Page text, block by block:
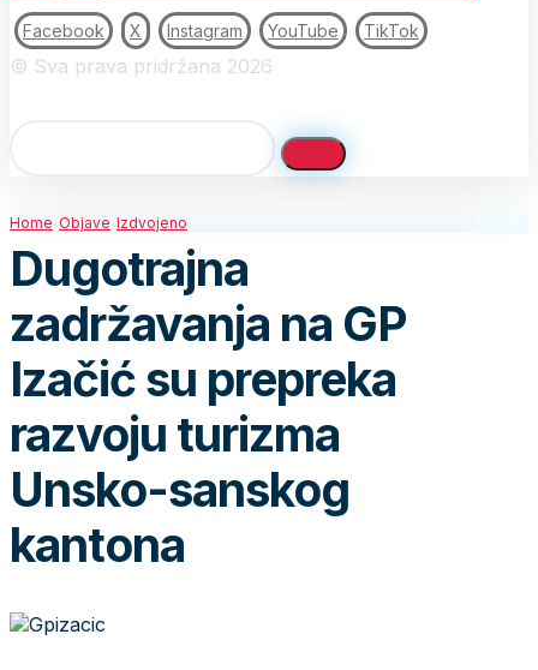
Facebook X Instagram YouTube TikTok
© Sva prava pridržana 2026
Home Objave Izdvojeno
Dugotrajna
zadržavanja na GP
Izačić su prepreka
razvoju turizma
Unsko-sanskog
kantona